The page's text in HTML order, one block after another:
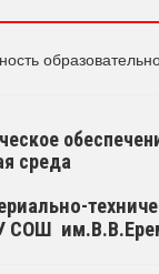
среда
СОШ